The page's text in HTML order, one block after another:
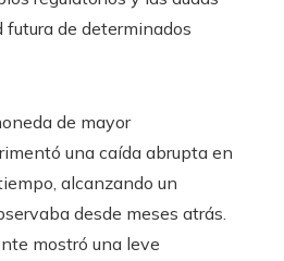
de determinados
de mayor
una caída abrupta en
alcanzando un
desde meses atrás.
mostró una leve